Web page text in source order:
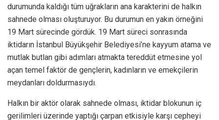
durumunda kaldığı tüm uğrakların ana karakterini de halkın
sahnede olması oluşturuyor. Bu durumun en yakın örneğini
19 Mart sürecinde gördük. 19 Mart süreci sonrasında
iktidarın İstanbul Büyükşehir Belediyesi’ne kayyum atama ve
mutlak butlan gibi adımları atmakta tereddüt etmesine yol
açan temel faktör de gençlerin, kadınların ve emekçilerin
meydanları doldurmasıydı.
Halkın bir aktör olarak sahnede olması, iktidar blokunun iç
gerilimleri üzerinde yaptığı çarpan etkisiyle karşı cepheyi